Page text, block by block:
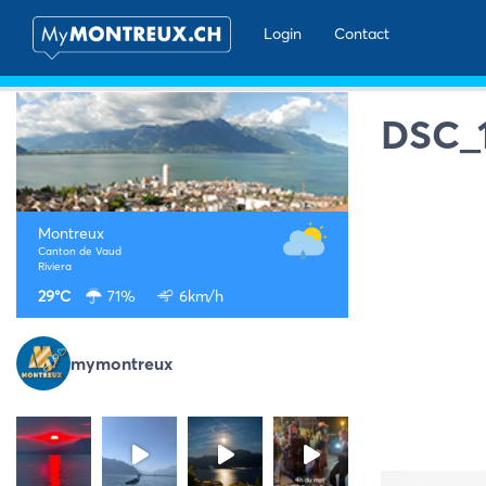
Login Contact
Montreux
Canton de Vaud
Riviera
29°C 71% 6km/h
mymontreux